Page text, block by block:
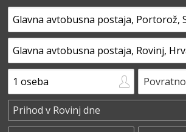
Povratno